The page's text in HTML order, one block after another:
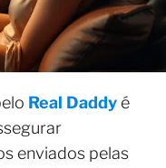
Real Daddy é
enviados pelas